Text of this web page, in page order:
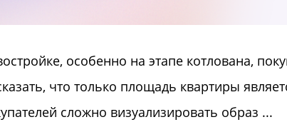
особенно на этапе котлована,
что только площадь квартиры
сложно визуализировать образ ...